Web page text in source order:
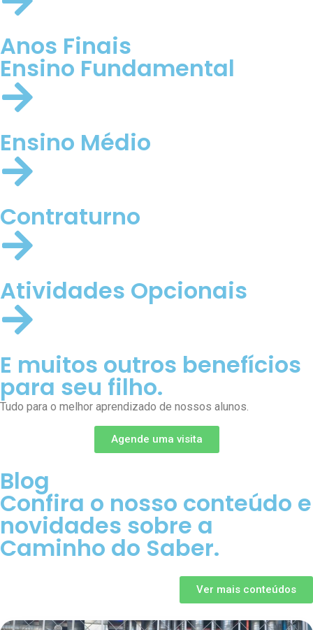
Anos Finais
Ensino Fundamental
Ensino Médio
Contraturno
Atividades Opcionais
E muitos outros benefícios
para seu filho.
Tudo para o melhor aprendizado de nossos alunos.
Agende uma visita
Blog
Confira o nosso conteúdo e
novidades sobre a
Caminho do Saber.
Ver mais conteúdos